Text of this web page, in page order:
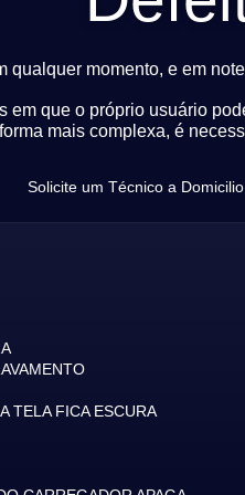
momento, e em
que o próprio usuário
mais complexa, é
Solicite um Técnico a
TELA FICA ESCURA